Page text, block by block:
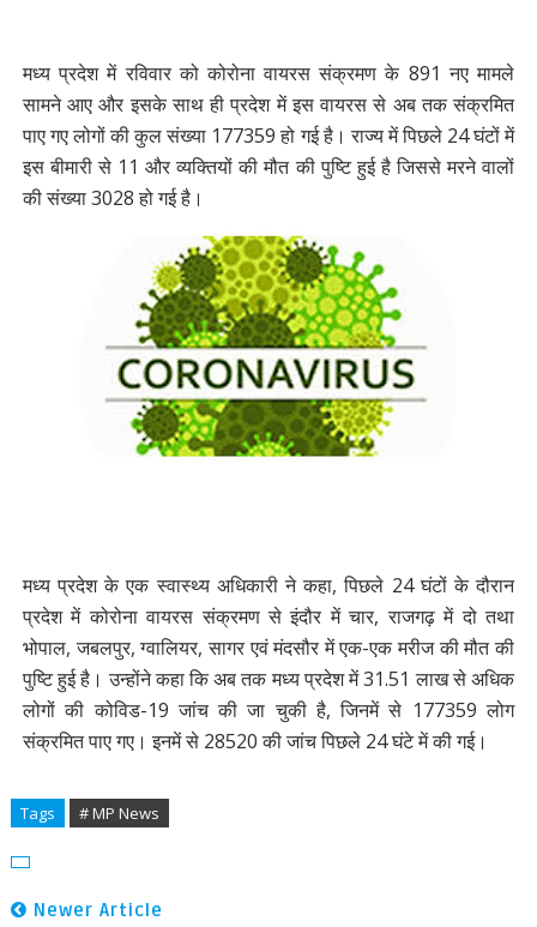
मध्य प्रदेश में रविवार को कोरोना वायरस संक्रमण के 891 नए मामले
सामने आए और इसके साथ ही प्रदेश में इस वायरस से अब तक संक्रमित
पाए गए लोगों की कुल संख्या 177359 हो गई है। राज्य में पिछले 24 घंटों में
इस बीमारी से 11 और व्यक्तियों की मौत की पुष्टि हुई है जिससे मरने वालों
की संख्या 3028 हो गई है।
मध्य प्रदेश के एक स्वास्थ्य अधिकारी ने कहा, पिछले 24 घंटों के दौरान
प्रदेश में कोरोना वायरस संक्रमण से इंदौर में चार, राजगढ़ में दो तथा
भोपाल, जबलपुर, ग्वालियर, सागर एवं मंदसौर में एक-एक मरीज की मौत की
पुष्टि हुई है। उन्होंने कहा कि अब तक मध्य प्रदेश में 31.51 लाख से अधिक
लोगों की कोविड-19 जांच की जा चुकी है, जिनमें से 177359 लोग
संक्रमित पाए गए। इनमें से 28520 की जांच पिछले 24 घंटे में की गई।
Tags # MP News
Newer Article